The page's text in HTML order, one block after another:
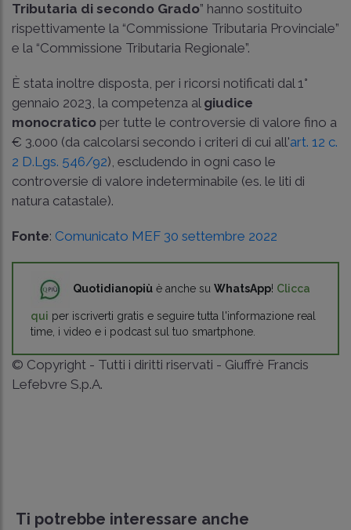
Tributaria di secondo Grado” hanno sostituito
rispettivamente la “Commissione Tributaria Provinciale”
e la “Commissione Tributaria Regionale”.
È stata inoltre disposta, per i ricorsi notificati dal 1°
gennaio 2023, la competenza al giudice
monocratico per tutte le controversie di valore fino a
€ 3.000 (da calcolarsi secondo i criteri di cui all'art. 12 c.
2 D.Lgs. 546/92), escludendo in ogni caso le
controversie di valore indeterminabile (es. le liti di
natura catastale).
Fonte: Comunicato MEF 30 settembre 2022
Quotidianopiù è anche su WhatsApp! Clicca
qui per iscriverti gratis e seguire tutta l'informazione real
time, i video e i podcast sul tuo smartphone.
© Copyright - Tutti i diritti riservati - Giuffrè Francis
Lefebvre S.p.A.
Ti potrebbe interessare anche